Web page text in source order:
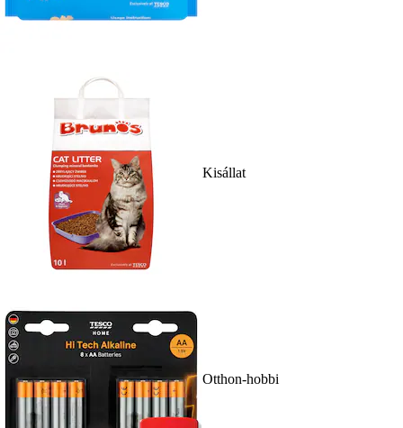
Kisállat
Otthon-hobbi